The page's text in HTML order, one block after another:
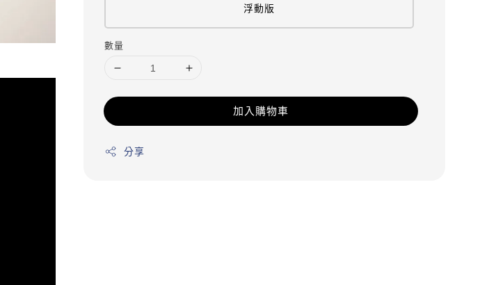
浮動版
數量
加入購物車
分享